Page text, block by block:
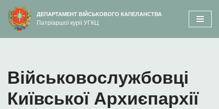
вмісту
Перейти
до
ДЕПАРТАМЕНТ ВІЙСЬКОВОГО КАПЕЛАНСТВА
Патріаршої курії УГКЦ
Військовослужбовці
Київської Архиєпархії